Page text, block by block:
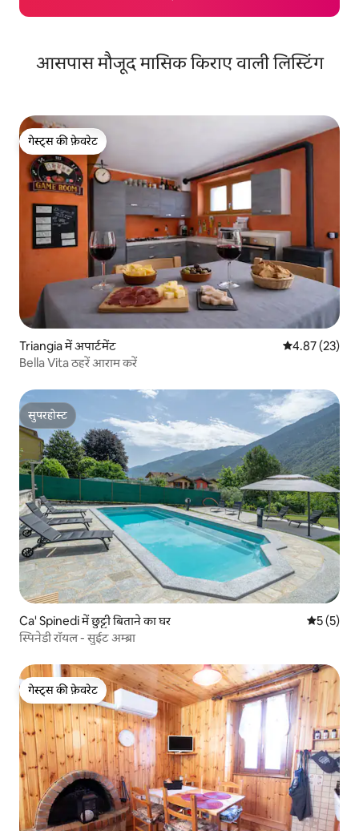
आसपास मौजूद मासिक किराए वाली लिस्टिंग
गेस्ट्स की फ़ेवरेट
गेस्ट्स की फ़ेवरेट
Triangia में अपार्टमेंट औसत रेटिंग 5 में
4.87 (23)
Bella Vita ठहरें आराम करें
सुपरहोस्ट
सुपरहोस्ट
Ca' Spinedi में छुट्टी बिताने का घर औसत रेटिंग
5 (5)
स्पिनेडी रॉयल - सुईट अम्ब्रा
गेस्ट्स की फ़ेवरेट
गेस्ट्स की फ़ेवरेट